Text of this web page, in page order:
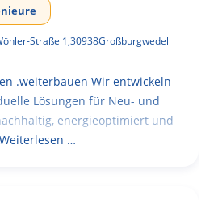
Straße 1,30938Großburgwedel
.weiterbauen Wir entwickeln
Lösungen für Neu- und
energieoptimiert und
…